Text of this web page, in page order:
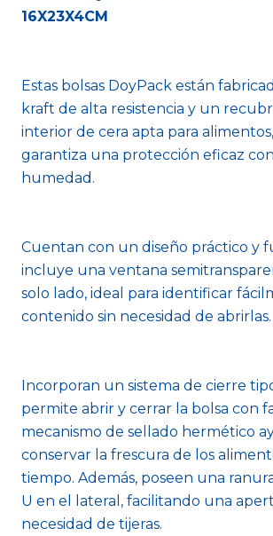
16X23X4CM
Estas bolsas DoyPack están
kraft de alta resistencia y un
interior de cera apta para
garantiza una protección eficaz
humedad.
Cuentan con un diseño práctico y
incluye una ventana
solo lado, ideal para identificar
contenido sin necesidad de abrirlas.
Incorporan un sistema de cierre
permite abrir y cerrar la bolsa con
mecanismo de sellado hermético
conservar la frescura de los
tiempo. Además, poseen una
U en el lateral, facilitando una
necesidad de tijeras.